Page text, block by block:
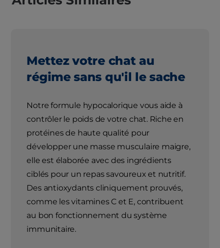
Mettez votre chat au
régime sans qu'il le sache
Notre formule hypocalorique vous aide à
contrôler le poids de votre chat. Riche en
protéines de haute qualité pour
développer une masse musculaire maigre,
elle est élaborée avec des ingrédients
ciblés pour un repas savoureux et nutritif.
Des antioxydants cliniquement prouvés,
comme les vitamines C et E, contribuent
au bon fonctionnement du système
immunitaire.